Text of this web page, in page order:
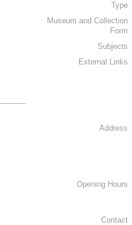
Type
Museum and Collection
Form
Subjects
External Links
Address
Opening Hours
Contact